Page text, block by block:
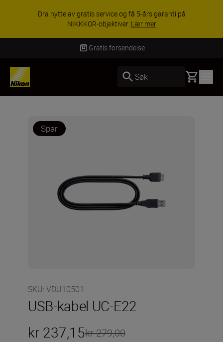
Dra nytte av gratis service og få 5-års garanti på
NIKKKOR-objektiver. Lær mer
Gratis forsendelse
Søk Basket
Spar
SKU: VDU10501
USB-kabel UC-E22
kr 237,15kr 279,00